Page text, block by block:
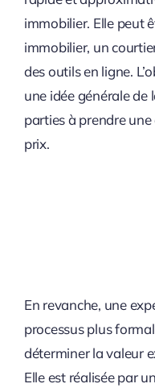
immobilier. Elle peut
immobilier, un
des outils en ligne.
une idée générale de
parties à prendre
prix.
En revanche, une
processus plus
déterminer la valeur
Elle est réalisée par